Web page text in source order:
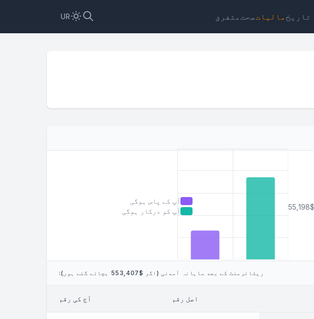
تاریخ مالیاتصحتمتفرق UR
آپ کے پاس ہوگی
آپ کو درکار ہوگی
ریٹائرمنٹ کے بعد ماہانہ آمدنی (اگر $553,407 بچائے گئے ہوں):
اصل رقم آج کی رقم